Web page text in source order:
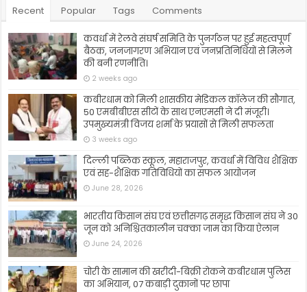
Recent Popular Tags Comments
कवर्धा में रेलवे संघर्ष समिति के पुनर्गठन पर हुई महत्वपूर्ण
बैठक, जनजागरण अभियान एवं जनप्रतिनिधियों से मिलने
की बनी रणनीति।
2 weeks ago
कबीरधाम को मिली शासकीय मेडिकल कॉलेज की सौगात,
50 एमबीबीएस सीटों के साथ एनएमसी ने दी मंजूरी।
उपमुख्यमंत्री विजय शर्मा के प्रयासों से मिली सफलता
3 weeks ago
दिल्ली पब्लिक स्कूल, महाराजपुर, कवर्धा में विविध शैक्षिक
एवं सह-शैक्षिक गतिविधियों का सफल आयोजन
June 28, 2026
भारतीय किसान संघ एवं छत्तीसगढ़ समृद्ध किसान संघ ने 30
जून को अनिश्चितकालीन चक्का जाम का किया ऐलान
June 24, 2026
चोरी के सामान की खरीदी-बिक्री रोकने कबीरधाम पुलिस
का अभियान, 07 कबाड़ी दुकानों पर छापा